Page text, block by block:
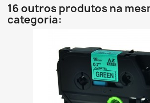
16 outros produtos na
categoria: